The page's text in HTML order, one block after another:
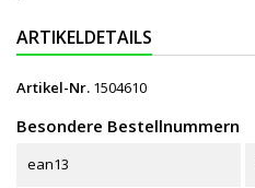
ARTIKELDETAILS
Artikel-Nr. 1504610
Besondere Bestellnummern
ean13